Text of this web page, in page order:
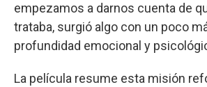
empezamos a darnos cuenta de
trataba, surgió algo con un poco
profundidad emocional y
La película resume esta misión